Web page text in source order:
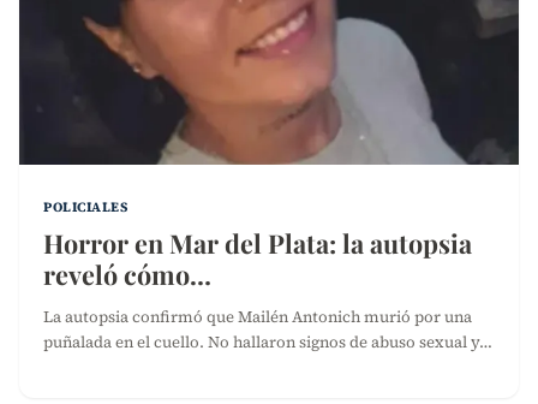
POLICIALES
Horror en Mar del Plata: la autopsia
reveló cómo…
La autopsia confirmó que Mailén Antonich murió por una
puñalada en el cuello. No hallaron signos de abuso sexual y…